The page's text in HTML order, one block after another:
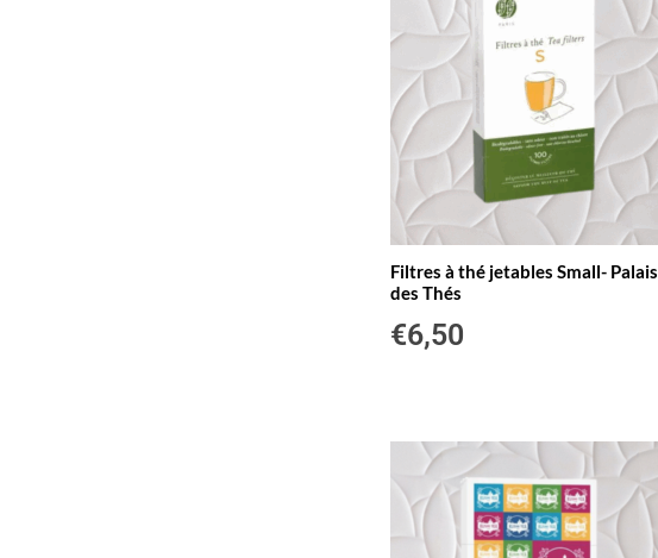
Filtres à thé jetables Small- Palais
des Thés
€6,50